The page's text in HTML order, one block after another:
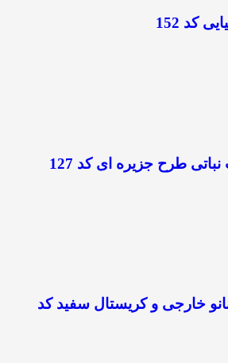
کد 152
طرح جزیره ای کد 127
خارجی و کریستال سفید کد